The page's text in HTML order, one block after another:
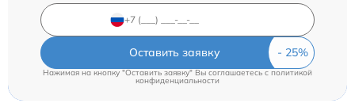
Оставить заявку
Нажимая на кнопку "Оставить заявку" Вы соглашаетесь cполитикой
конфиденциальности